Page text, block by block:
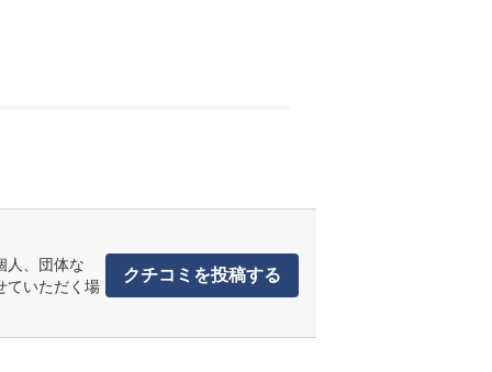
人、団体な
ていただく場
クチコミを投稿する